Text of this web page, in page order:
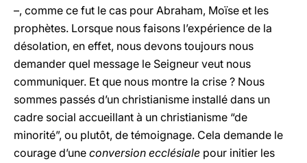
–, comme ce fut le cas pour Abraham, Moïse et les
prophètes. Lorsque nous faisons l’expérience de la
désolation, en effet, nous devons toujours nous
demander quel message le Seigneur veut nous
communiquer. Et que nous montre la crise ? Nous
sommes passés d’un christianisme installé dans un
cadre social accueillant à un christianisme “de
minorité”, ou plutôt, de témoignage. Cela demande le
courage d’une conversion ecclésiale pour initier les